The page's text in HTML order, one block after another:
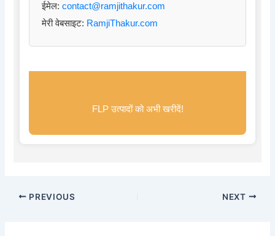
ईमेल:contact@ramjithakur.com
मेरी वेबसाइट: RamjiThakur.com
FLP उत्पादों को अभी खरीदें!
PREVIOUS NEXT